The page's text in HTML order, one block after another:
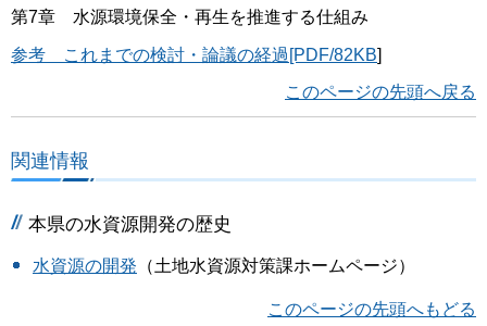
第7章 水源環境保全・再生を推進する仕組み
参考 これまでの検討・論議の経過[PDF/82KB]
このページの先頭へ戻る
関連情報
本県の水資源開発の歴史
水資源の開発 （土地水資源対策課ホームページ）
このページの先頭へもどる